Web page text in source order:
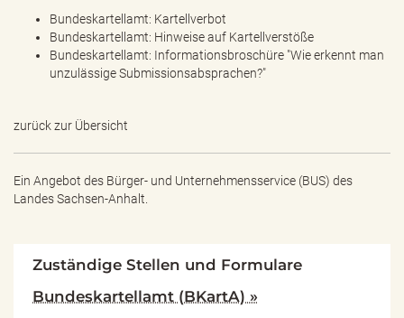
Bundeskartellamt: Kartellverbot
Bundeskartellamt: Hinweise auf Kartellverstöße
Bundeskartellamt: Informationsbroschüre "Wie erkennt man
unzulässige Submissionsabsprachen?"
zurück zur Übersicht
Ein Angebot des Bürger- und Unternehmensservice (BUS) des
Landes Sachsen-Anhalt.
Zuständige Stellen und Formulare
Bundeskartellamt (BKartA) »